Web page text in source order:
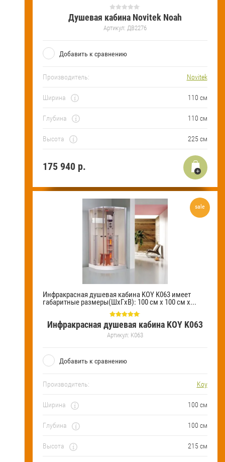
Душевая кабина Novitek Noah
Артикул: ДВ2276
Добавить к сравнению
Производитель: Novitek
Ширина 110 см
Глубина 110 см
Высота 225 см
175 940р.
Инфракрасная душевая кабина KOY K063 имеет
габаритные размеры(ШхГхВ): 100 см х 100 см х...
Инфракрасная душевая кабина KOY K063
Артикул: K063
Добавить к сравнению
Производитель: Koy
Ширина 100 см
Глубина 100 см
Высота 215 см
sale